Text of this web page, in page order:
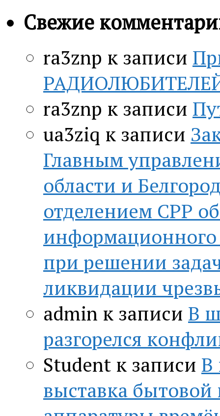
Свежие
ra3znp к записи
РАДИОЛЮБИТЕЛЕЙ
ra3znp к записи
ua3ziq к записи
Главным
области и
отделением СРР
информационного
при решении
ликвидации
admin к записи В
разгорелся
Student к записи В
выставка